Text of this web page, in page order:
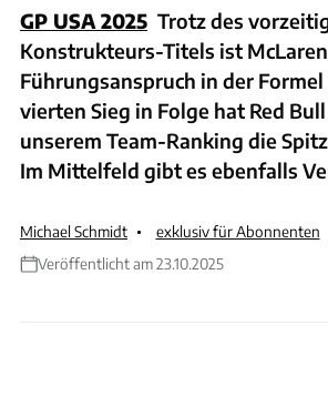
GP USA 2025 Trotz des
Konstrukteurs-Titels ist
Führungsanspruch in der Formel
vierten Sieg in Folge hat Red
unserem Team-Ranking die
Im Mittelfeld gibt es ebenfalls
Michael Schmidt
exklusiv für Abonnenten
Veröffentlicht am 23.10.2025